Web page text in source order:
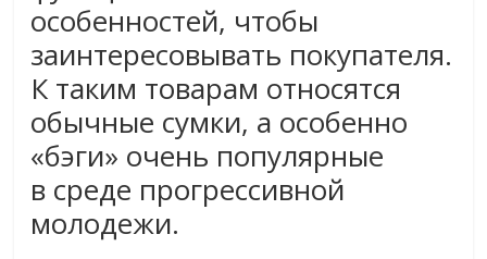
особенностей, чтобы
заинтересовывать покупателя.
К таким товарам относятся
обычные сумки, а особенно
«бэги» очень популярные
в среде прогрессивной
молодежи.